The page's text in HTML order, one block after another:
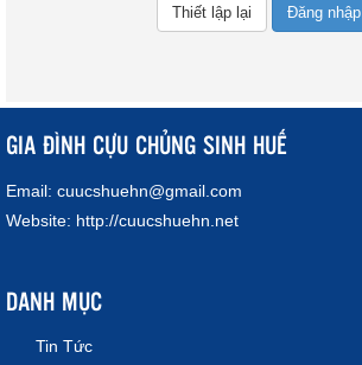
Đăng nhập
GIA ĐÌNH CỰU CHỦNG SINH HUẾ
Email: cuucshuehn@gmail.com
Website: http://cuucshuehn.net
DANH MỤC
Tin Tức